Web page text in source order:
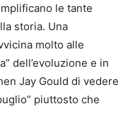
le tante
storia. Una
molto alle
dell’evoluzione e in
Jay Gould di vedere
piuttosto che